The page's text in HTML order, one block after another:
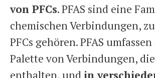
von PFCs. PFAS sind eine
chemischen Verbindungen,
PFCs gehören. PFAS
Palette von Verbindungen,
enthalten, und in